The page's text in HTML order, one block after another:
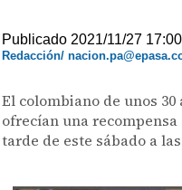
Publicado 2021/11/27
Redacción/
El colombiano de unos
ofrecían una
tarde de este sábado a